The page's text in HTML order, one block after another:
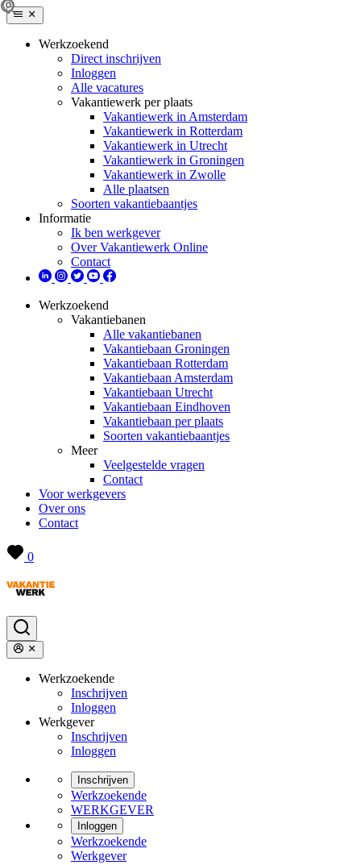
Werkzoekend
Direct inschrijven
Inloggen
Alle vacatures
Vakantiewerk per plaats
Vakantiewerk in Amsterdam
Vakantiewerk in Rotterdam
Vakantiewerk in Utrecht
Vakantiewerk in Groningen
Vakantiewerk in Zwolle
Alle plaatsen
Soorten vakantiebaantjes
Informatie
Ik ben werkgever
Over Vakantiewerk Online
Contact
Werkzoekend
Vakantiebanen
Alle vakantiebanen
Vakantiebaan Groningen
Vakantiebaan Rotterdam
Vakantiebaan Amsterdam
Vakantiebaan Utrecht
Vakantiebaan Eindhoven
Vakantiebaan per plaats
Soorten vakantiebaantjes
Meer
Veelgestelde vragen
Contact
Voor werkgevers
Over ons
Contact
0
Werkzoekende
Inschrijven
Inloggen
Werkgever
Inschrijven
Inloggen
Inschrijven
Werkzoekende
WERKGEVER
Inloggen
Werkzoekende
Werkgever